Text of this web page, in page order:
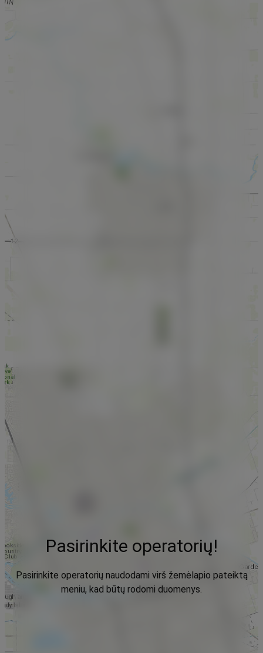
Pasirinkite operatorių!
Pasirinkite operatorių naudodami virš žemėlapio pateiktą
meniu, kad būtų rodomi duomenys.